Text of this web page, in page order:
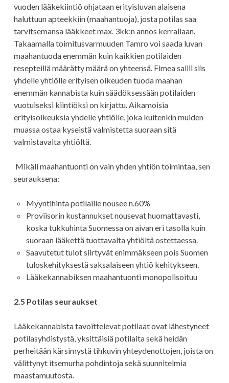
vuoden lääkekiintiö ohjataan erityisluvan alaisena
haluttuun apteekkiin (maahantuoja), josta potilas saa
tarvitsemansa lääkkeet max. 3kk:n annos kerrallaan.
Takaamalla toimitusvarmuuden Tamro voi saada luvan
maahantuoda enemmän kuin kaikkien potilaiden
resepteillä määrätty määrä on yhteensä. Fimea sallii siis
yhdelle yhtiölle erityisen oikeuden tuoda maahan
enemmän kannabista kuin säädöksessään potilaiden
vuotuiseksi kiintiöksi on kirjattu. Aikamoisia
erityisoikeuksia yhdelle yhtiölle, joka kuitenkin muiden
muassa ostaa kyseistä valmistetta suoraan sitä
valmistavalta yhtiöltä.
Mikäli maahantuonti on vain yhden yhtiön toimintaa, sen
seurauksena:
Myyntihinta potilaille nousee n.60%
Proviisorin kustannukset nousevat huomattavasti,
koska tukkuhinta Suomessa on aivan eri tasolla kuin
suoraan lääkettä tuottavalta yhtiöltä ostettaessa.
Saavutetut tulot siirtyvät enimmäkseen pois Suomen
tuloskehityksestä saksalaiseen yhtiö kehitykseen.
Lääkekannabiksen maahantuonti monopolisoituu
2.5 Potilas seuraukset
Lääkekannabista tavoittelevat potilaat ovat lähestyneet
potilasyhdistystä, yksittäisiä potilaita sekä heidän
perheitään kärsimystä tihkuvin yhteydenottojen, joista on
välittynyt itsemurha pohdintoja sekä suunnitelmia
maastamuutosta.